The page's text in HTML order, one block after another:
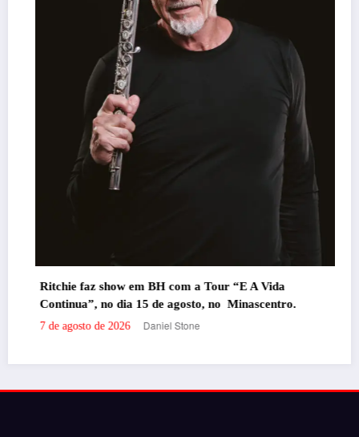
Ritchie faz show em BH com a Tour “E A Vida
Continua”, no dia 15 de agosto, no Minascentro.
7 de agosto de 2026 Daniel Stone